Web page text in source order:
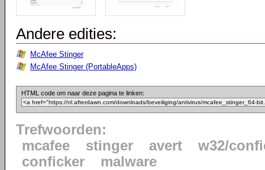
Andere edities:
McAfee Stinger
McAfee Stinger (PortableApps)
HTML code om naar deze pagina te linken:
Trefwoorden:
mcafee
stinger avert
w32/
conficker
malware